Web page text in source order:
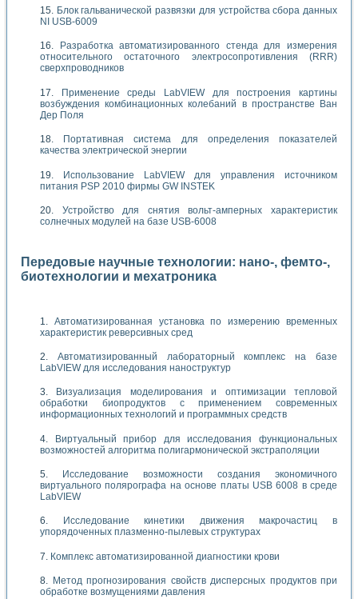
Блок гальванической развязки для устройства сбора данных
NI USB-6009
Разработка автоматизированного стенда для измерения
относительного остаточного электросопротивления (RRR)
сверхпроводников
Применение среды LabVIEW для построения картины
возбуждения комбинационных колебаний в пространстве Ван
Дер Поля
Портативная система для определения показателей
качества электрической энергии
Использование LabVIEW для управления источником
питания PSP 2010 фирмы GW INSTEK
Устройство для снятия вольт-амперных характеристик
солнечных модулей на базе USB-6008
Передовые научные технологии: нано-, фемто-,
биотехнологии и мехатроника
Автоматизированная установка по измерению временных
характеристик реверсивных сред
Автоматизированный лабораторный комплекс на базе
LabVIEW для исследования наноструктур
Визуализация моделирования и оптимизации тепловой
обработки биопродуктов с применением современных
информационных технологий и программных средств
Виртуальный прибор для исследования функциональных
возможностей алгоритма полигармонической экстраполяции
Исследование возможности создания экономичного
виртуального полярографа на основе платы USB 6008 в среде
LabVIEW
Исследование кинетики движения макрочастиц в
упорядоченных плазменно-пылевых структурах
Комплекс автоматизированной диагностики крови
Метод прогнозирования свойств дисперсных продуктов при
обработке возмущениями давления